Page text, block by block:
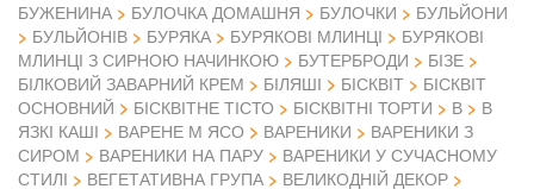
БУЖЕНИНА
БУЛОЧКА ДОМАШНЯ БУЛОЧКИ
БУЛЬЙОНИ
БУЛЬЙОНІВ
БУРЯКА БУРЯКОВІ МЛИНЦІ
БУРЯКОВІ
МЛИНЦІ З СИРНОЮ НАЧИНКОЮ
БУТЕРБРОДИ
БІЗЕ
БІЛКОВИЙ ЗАВАРНИЙ КРЕМ
БІЛЯШІ БІСКВІТ
БІСКВІТ
ОСНОВНИЙ
БІСКВІТНЕ ТІСТО БІСКВІТНІ ТОРТИ В
В
ЯЗКІ КАШІ
ВАРЕНЕ М ЯСО ВАРЕНИКИ
ВАРЕНИКИ З
СИРОМ
ВАРЕНИКИ НА ПАРУ
ВАРЕНИКИ У СУЧАСНОМУ
СТИЛІ
ВЕГЕТАТИВНА ГРУПА
ВЕЛИКОДНІЙ ДЕКОР